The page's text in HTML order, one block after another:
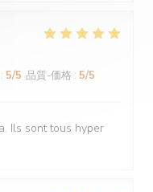
: 5/5 品質-価格 : 5/5
Ils sont tous hyper